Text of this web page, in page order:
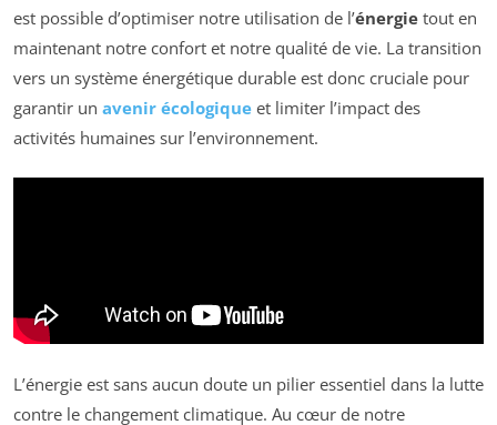
est possible d’optimiser notre utilisation de l’énergie tout en
maintenant notre confort et notre qualité de vie. La transition
vers un système énergétique durable est donc cruciale pour
garantir un avenir écologique et limiter l’impact des
activités humaines sur l’environnement.
L’énergie est sans aucun doute un pilier essentiel dans la lutte
contre le changement climatique. Au cœur de notre